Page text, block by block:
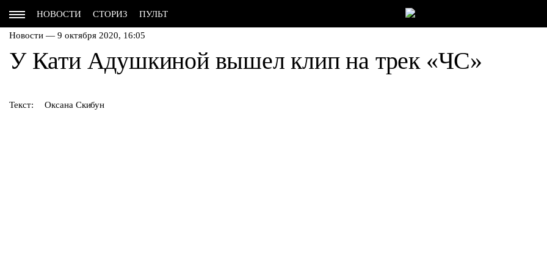
НОВОСТИ СТОРИЗ ПУЛЬТ
Новости — 9 октября 2020, 16:05
У Кати Адушкиной вышел клип на трек «ЧС»
Текст: Оксана Скибун